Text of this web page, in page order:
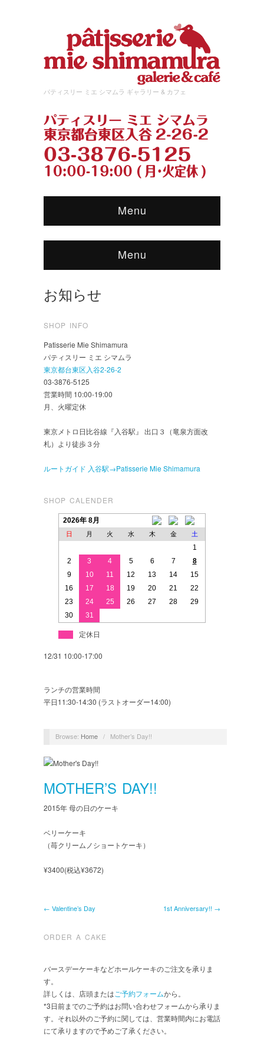
パティスリー ミエ シマムラ ギャラリー & カフェ
Menu
Menu
お知らせ
SHOP INFO
Patisserie Mie Shimamura
パティスリー ミエ シマムラ
東京都台東区入谷2-26-2
03-3876-5125
営業時間 10:00-19:00
月、火曜定休
東京メトロ日比谷線『入谷駅』 出口３（竜泉方面改
札）より徒歩３分
ルートガイド 入谷駅→Patisserie Mie Shimamura
SHOP CALENDER
2026年 8月
日 月 火 水 木 金 土
1
2
3 4 5 6 7
8
9
10 11 12 13 14
15
16
17 18 19 20 21
22
23
24 25 26 27 28
29
30
31
定休日
12/31 10:00-17:00
ランチの営業時間
平日11:30-14:30 (ラストオーダー14:00)
Browse: Home / Mother’s Day!!
MOTHER’S DAY!!
2015年 母の日のケーキ
ベリーケーキ
（苺クリームノショートケーキ）
¥3400(税込¥3672)
← Valentine’s Day 1st Anniversary!! →
ORDER A CAKE
バースデーケーキなどホールケーキのご注文を承りま
す。
詳しくは、店頭またはご予約フォームから。
*3日前までのご予約はお問い合わせフォームから承りま
す。それ以外のご予約に関しては、営業時間内にお電話
にて承りますので予めご了承ください。